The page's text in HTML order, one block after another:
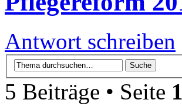
Antwort schreiben
5 Beiträge • Seite 1